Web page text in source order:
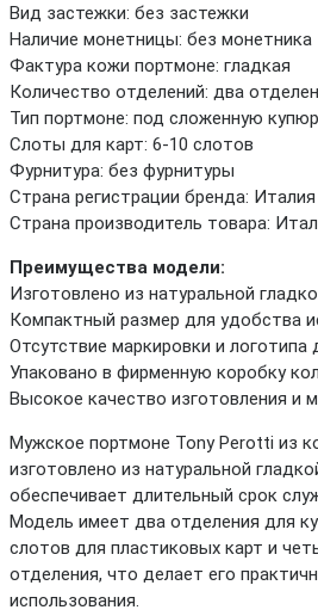
Вид застежки: без застежки
Наличие монетницы: без монетника
Фактура кожи портмоне: гладкая
Количество отделений: два
Тип портмоне: под сложенную
Слоты для карт: 6-10 слотов
Фурнитура: без фурнитуры
Страна регистрации бренда: Италия
Страна производитель товара:
Преимущества модели:
Изготовлено из натуральной
Компактный размер для удобства
Отсутствие маркировки и логотипа
Упаковано в фирменную коробку
Высокое качество изготовления и
Мужское портмоне Tony Perotti из
изготовлено из натуральной
обеспечивает длительный срок
Модель имеет два отделения для
слотов для пластиковых карт и
отделения, что делает его
использования.